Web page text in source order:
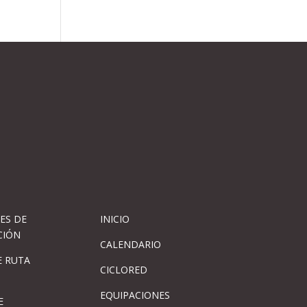
DE
RUTA
INICIO
CALENDARIO
CICLORED
EQUIPACIONES